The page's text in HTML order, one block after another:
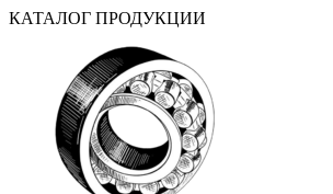
КАТАЛОГ ПРОДУКЦИИ